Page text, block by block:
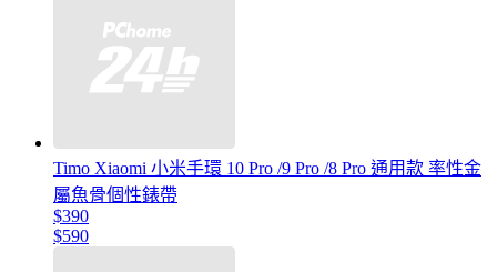
Timo Xiaomi 小米手環 10 Pro /9 Pro /8 Pro 通用款 率性金
屬魚骨個性錶帶
$390
$590